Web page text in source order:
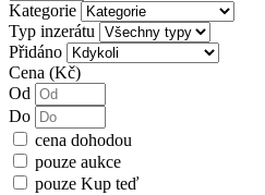
Kategorie
Typ inzerátu
Přidáno
Cena (Kč)
Od
Do
cena dohodou
pouze aukce
pouze Kup teď